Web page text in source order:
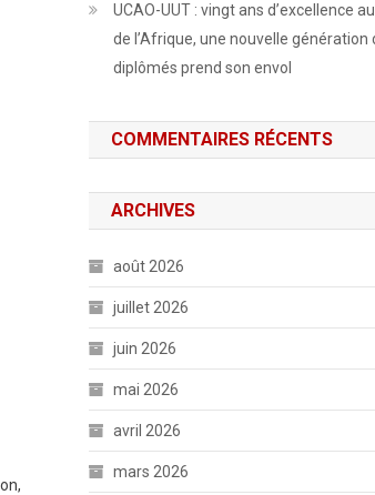
UCAO-UUT : vingt ans d’excellence
de l’Afrique, une nouvelle génération
diplômés prend son envol
COMMENTAIRES RÉCENTS
ARCHIVES
août 2026
juillet 2026
juin 2026
mai 2026
avril 2026
mars 2026